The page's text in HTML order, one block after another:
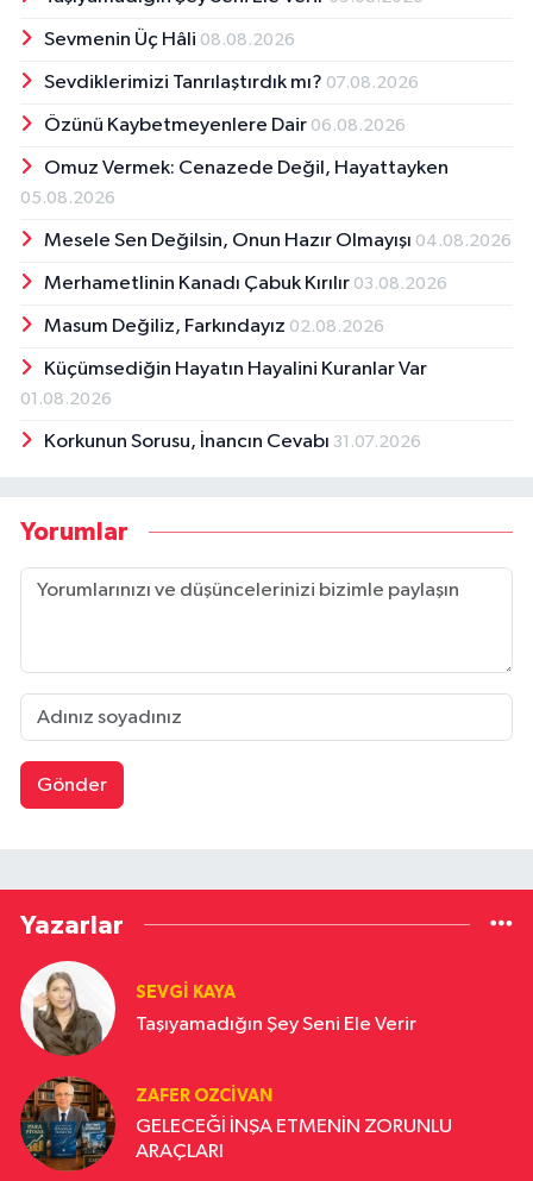
Sevmenin Üç Hâli 08.08.2026
Sevdiklerimizi Tanrılaştırdık mı? 07.08.2026
Özünü Kaybetmeyenlere Dair 06.08.2026
Omuz Vermek: Cenazede Değil, Hayattayken
05.08.2026
Mesele Sen Değilsin, Onun Hazır Olmayışı 04.08.2026
Merhametlinin Kanadı Çabuk Kırılır 03.08.2026
Masum Değiliz, Farkındayız 02.08.2026
Küçümsediğin Hayatın Hayalini Kuranlar Var
01.08.2026
Korkunun Sorusu, İnancın Cevabı 31.07.2026
Yorumlar
Gönder
Yazarlar
SEVGI KAYA
Taşıyamadığın Şey Seni Ele Verir
ZAFER OZCIVAN
GELECEĞİ İNŞA ETMENİN ZORUNLU
ARAÇLARI